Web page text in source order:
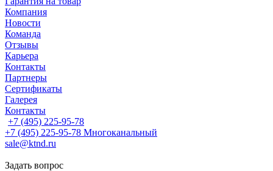
Компания
Новости
Команда
Отзывы
Карьера
Контакты
Партнеры
Сертификаты
Галерея
Контакты
+7 (495) 225-95-78
+7 (495) 225-95-78 Многоканальный
sale@ktnd.ru
Задать вопрос